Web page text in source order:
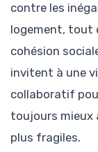
contre les
logement, tout
cohésion
invitent à une
collaboratif
toujours mieux
plus fragiles.